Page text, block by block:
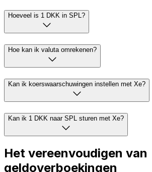
Hoeveel is 1 DKK in SPL?
Hoe kan ik valuta omrekenen?
Kan ik koerswaarschuwingen instellen met Xe?
Kan ik 1 DKK naar SPL sturen met Xe?
Het vereenvoudigen van
geldoverboekingen